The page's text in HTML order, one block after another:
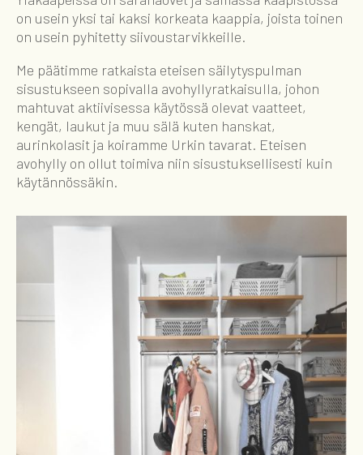
on usein yksi tai kaksi korkeata kaappia, joista toinen
on usein pyhitetty siivoustarvikkeille.
Me päätimme ratkaista eteisen säilytyspulman
sisustukseen sopivalla avohyllyratkaisulla, johon
mahtuvat aktiivisessa käytössä olevat vaatteet,
kengät, laukut ja muu sälä kuten hanskat,
aurinkolasit ja koiramme Urkin tavarat. Eteisen
avohylly on ollut toimiva niin sisustuksellisesti kuin
käytännössäkin.